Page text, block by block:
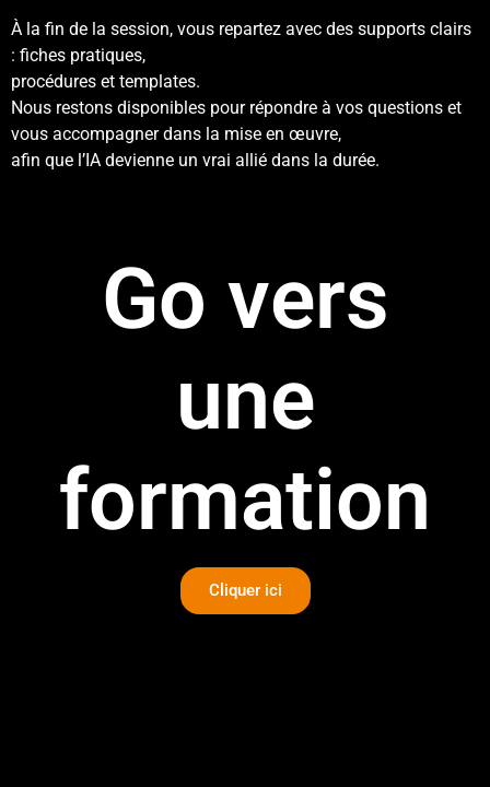
À la fin de la session, vous repartez avec des supports clairs
: fiches pratiques,
procédures et templates.
Nous restons disponibles pour répondre à vos questions et
vous accompagner dans la mise en œuvre,
afin que l’IA devienne un vrai allié dans la durée.
Go vers
une
formation
Cliquer ici